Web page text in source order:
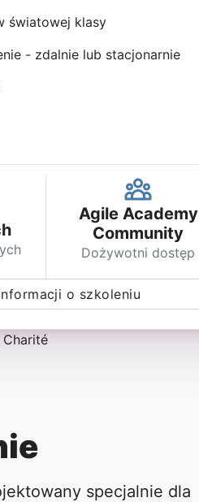
światowej klasy
- zdalnie lub stacjonarnie
Agile Academy
Community
Dożywotni dostęp
o szkoleniu
specjalnie dla